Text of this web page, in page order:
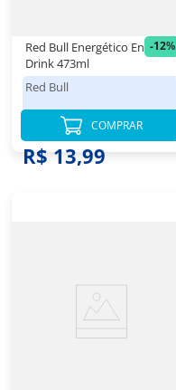
-12%
Red Bull Energético Energy
Drink 473ml
Red Bull
R$ 15,98
R$ 13,99
COMPRAR